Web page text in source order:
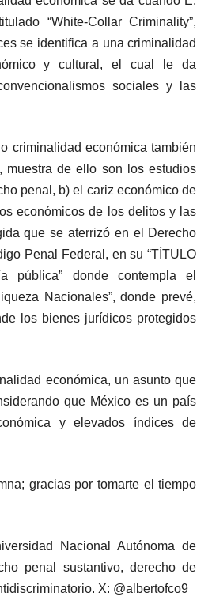
“White-Collar Criminality”,
se identifica a una criminalidad
y cultural, el cual le da
sociales y las
criminalidad económica también
muestra de ello son los estudios
penal, b) el cariz económico de
económicos de los delitos y las
que se aterrizó en el Derecho
Penal Federal, en su “TÍTULO
pública” donde contempla el
Nacionales”, donde prevé,
los bienes jurídicos protegidos
económica, un asunto que
que México es un país
y elevados índices de
gracias por tomarte el tiempo
Nacional Autónoma de
penal sustantivo, derecho de
X: @albertofco9